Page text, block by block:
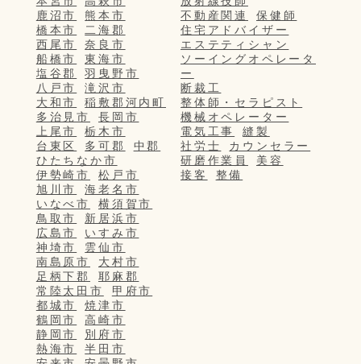
鹿沼市
熊本市
橋本市
二海郡
西尾市
奈良市
船橋市
東海市
塩谷郡
羽曳野市
八戸市
滝沢市
大和市
稲敷郡河内町
多治見市
長岡市
上尾市
栃木市
台東区
多可郡
中郡
ひたちなか市
伊勢崎市
松戸市
旭川市
海老名市
いなべ市
横須賀市
鳥取市
新居浜市
広島市
いすみ市
神埼市
雲仙市
南島原市
大村市
足柄下郡
耶麻郡
常陸太田市
甲府市
都城市
焼津市
鶴岡市
高崎市
静岡市
別府市
熱海市
半田市
不動産関連
保健師
住宅アドバイザー
エステティシャン
ソーイングオペレータ
ー
断裁工
整体師・セラピスト
機械オペレーター
電気工事
縫製
社労士
カウンセラー
研磨作業員
美容
接客
整備